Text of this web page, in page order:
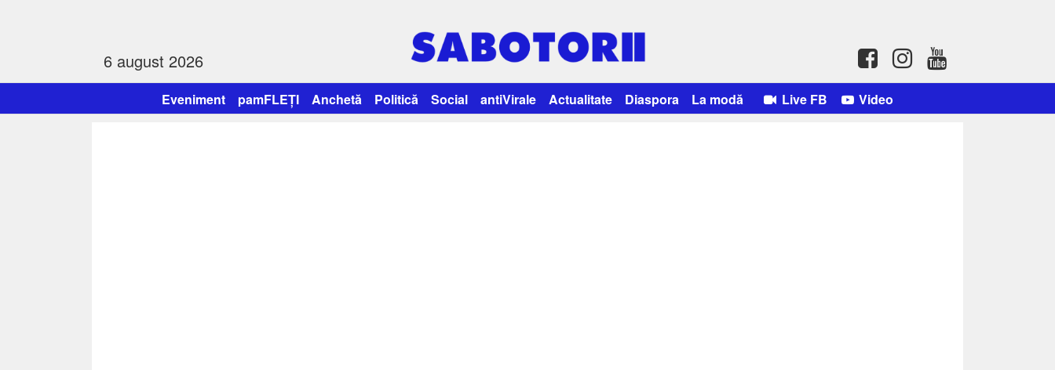
6 august 2026
Eveniment pamFLEȚI Anchetă Politică Social antiVirale Actualitate Diaspora La modă Live FB Video